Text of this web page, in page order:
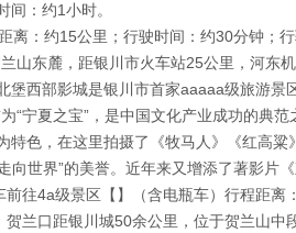
：约1小时。
离：约15公里；行驶时间：约30分钟；
山东麓，距银川市火车站25公里，河东
西部影城是银川市首家aaaaa级旅游景
“宁夏之宝”，是中国文化产业成功的典
特色，在这里拍摄了《牧马人》《红高
向世界”的美誉。近年来又增添了著影片
往4a级景区【】（含电瓶车）行程距离
兰口距银川城50余公里，位于贺兰山中